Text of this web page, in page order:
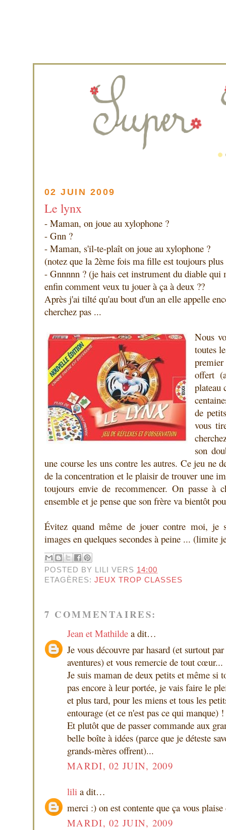
02 JUIN 2009
Le lynx
- Maman, on joue au xylophone ?
- Gnn ?
- Maman, s'il-te-plaît on joue au xylophone ?
(notez que la 2ème fois ma fille est toujours
- Gnnnnn ? (je hais cet instrument du diable qui
enfin comment veux tu jouer à ça à deux ??
Après j'ai tilté qu'au bout d'un an elle appelle
cherchez pas ...
Nous
toutes
offert
plateau
de
vous
son
une course les uns contre les autres. Ce jeu ne
de la concentration et le plaisir de trouver une
toujours envie de recommencer. On passe à
ensemble et je pense que son frère va bientôt
Évitez quand même de jouer contre moi, je
images en quelques secondes à peine ... (limite
POSTED BY VERS 14:00
ETAGÈRES:JEUX TROP CLASSES
7 COMMENTAIRES:
Jean et Mathilde a dit…
Je vous découvre par hasard (et surtout
aventures) et vous remercie de tout cœur...
Je suis maman de deux petits et même si
pas encore à leur portée, je vais faire le
et plus tard, pour les miens et tous les
entourage (et ce n'est pas ce qui manque) !
Et plutôt que de passer commande aux
belle boîte à idées (parce que je déteste
grands-mères offrent)...
MARDI, 02 JUIN, 2009
lili a dit…
merci :) on est contente que ça vous
MARDI, 02 JUIN, 2009